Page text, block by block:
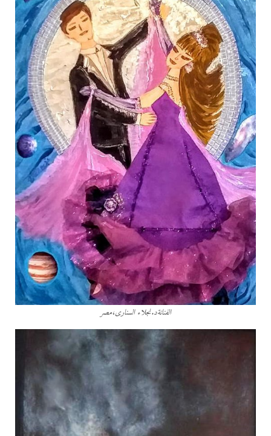
الفنانةد.نجلاء السنارى،مصر